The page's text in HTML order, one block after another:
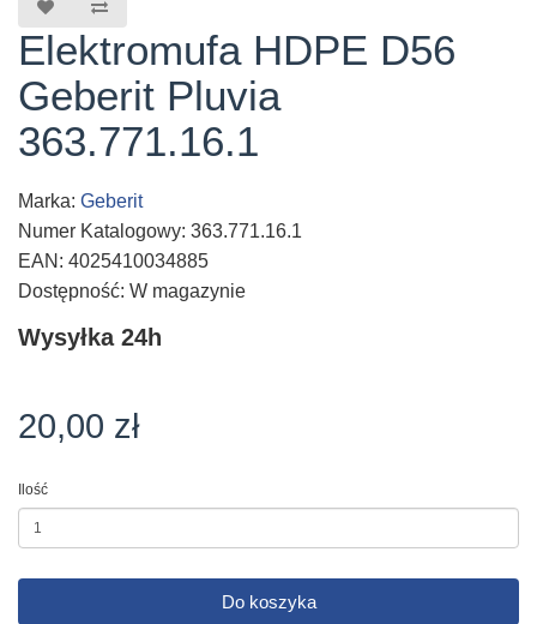
Elektromufa HDPE D56
Geberit Pluvia
363.771.16.1
Marka: Geberit
Numer Katalogowy: 363.771.16.1
EAN: 4025410034885
Dostępność: W magazynie
Wysyłka 24h
20,00 zł
Ilość
Do koszyka